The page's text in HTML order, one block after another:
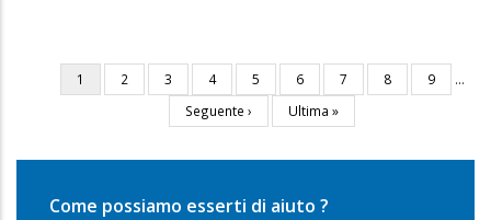
Paginazione
Pagina
attuale
1 Pagina
2 Pagina
3 Pagina
4 Pagina
5 Pagina
6 Pagina
7 Pagina
8 Pagina
9
…
Pagina
successiva
Seguente ›
Ultima
pagina
Ultima »
Come possiamo esserti di aiuto ?